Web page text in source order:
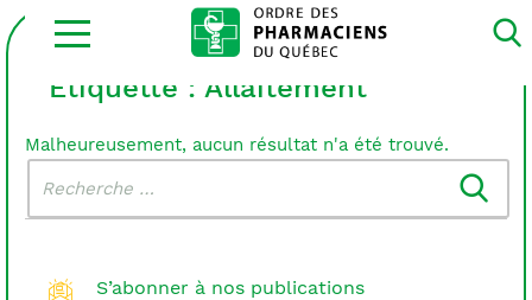
Ouvrir
la
site
Étiquette : Allaitement
Malheureusement, aucun résultat n'a été trouvé.
dans
le
S’abonner à nos publications